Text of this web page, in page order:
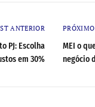
ANTERIOR
PJ: Escolha
em 30%
MEI o
negócio